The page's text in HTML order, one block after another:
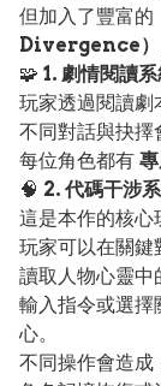
但加入了豐富的
Divergence）
🧩 1. 劇情閱讀
玩家透過閱讀劇
不同對話與抉擇
每位角色都有
🧠 2. 代碼干涉
這是本作的核心
玩家可以在關鍵
讀取人物心靈中
輸入指令或選擇
心。
不同操作會造成